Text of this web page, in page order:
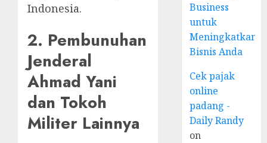
Indonesia.
2. Pembunuhan
Jenderal
Ahmad Yani
dan Tokoh
Militer Lainnya
Business
untuk
Meningkatkan
Bisnis Anda
Cek pajak
online
padang -
Daily Randy
on